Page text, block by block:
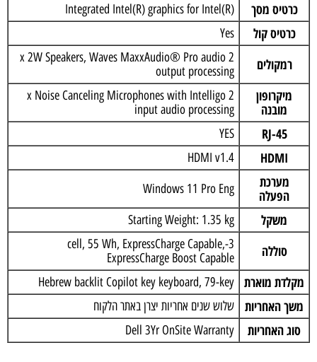
כרטיס מסך Integrated Intel(R) graphics for Intel(R)
כרטיס קול Yes
רמקולים
2 x 2W Speakers, Waves MaxxAudio® Pro audio
output processing
מיקרופון
מובנה
2 x Noise Canceling Microphones with Intelligo
input audio processing
RJ-45
YES
HDMI
HDMI v1.4
מערכת
הפעלה
Windows 11 Pro Eng
משקל Starting Weight: 1.35 kg
סוללה
3-cell, 55 Wh, ExpressCharge Capable,
ExpressCharge Boost Capable
מקלדת מוארת Hebrew backlit Copilot key keyboard, 79-key
משך האחריות שלוש שנים אחריות יצרן באתר הלקוח
סוג האחריות Dell 3Yr OnSite Warranty